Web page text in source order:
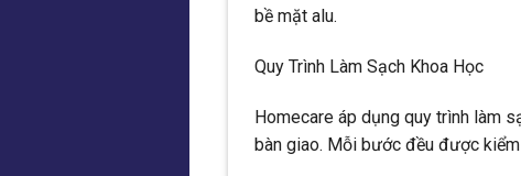
bề mặt alu.
Quy Trình Làm Sạch Khoa Học
Homecare áp dụng quy trình làm
bàn giao. Mỗi bước đều được